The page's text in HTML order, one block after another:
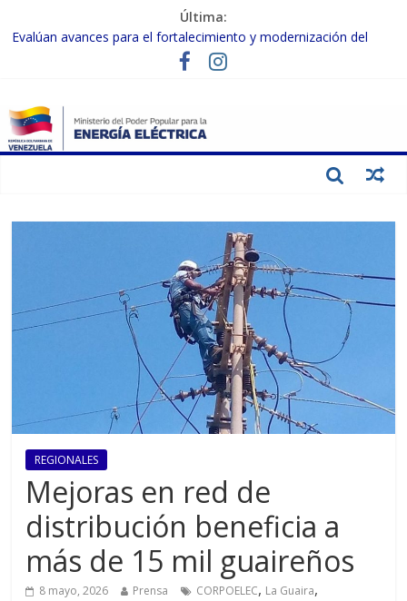
Última:
Evalúan avances para el fortalecimiento y modernización del
Inspeccionan trabajos de rehabilitación en instalaciones del SEN
Gobierno Nacional activa plan preventivo para fortalecer el SEN
ante el fenómeno de El Niño
Termocarabobo recupera el 50% de su capacidad de generación
REGIONALES
Mejoras en red de
distribución beneficia a
más de 15 mil guaireños
8 mayo, 2026 Prensa CORPOELEC, La Guaira,